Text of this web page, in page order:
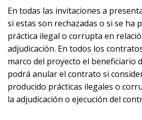
En todas las invitaciones a
si estas son rechazadas o si se ha
práctica ilegal o corrupta en
adjudicación. En todos los
marco del proyecto el beneficiario
podrá anular el contrato si
producido prácticas ilegales o
la adjudicación o ejecución del